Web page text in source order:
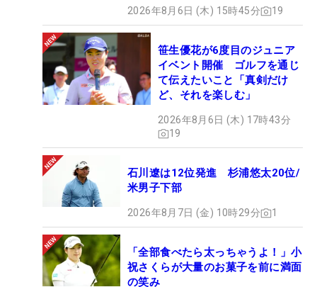
2026年8月6日 (木) 15時45分 19
笹生優花が6度目のジュニア
イベント開催 ゴルフを通じ
て伝えたいこと「真剣だけ
ど、それを楽しむ」
2026年8月6日 (木) 17時43分
19
石川遼は12位発進 杉浦悠太20位/
米男子下部
2026年8月7日 (金) 10時29分 1
「全部食べたら太っちゃうよ！」小
祝さくらが大量のお菓子を前に満面
の笑み